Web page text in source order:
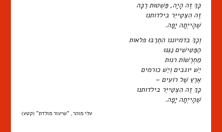
כָּךְ זֶה הָיָה, פַּשְׁטוּת רַכָּה
זֶה הִצְטַייֵּר בילדותנו
שֶׁהָייְתָה יָפָה.
וְכָךְ בדמיוננו הִתְרַבּוּ פלאות
הַפַּטִּישִׁים נַגֵּנּוּ
מֵחְרֶשׁוֹת רנות
יֵשׁ יוגבים וְיֵשׁ כורמים
אֶרֶץ שֶׁל רוֹעִים –
כָּךְ זֶה הִצְטַייֵּר בילדותנו
שֶׁהָייְתָה יָפָה.
עלי מוהר, "שיעור מולדת" (קטע)